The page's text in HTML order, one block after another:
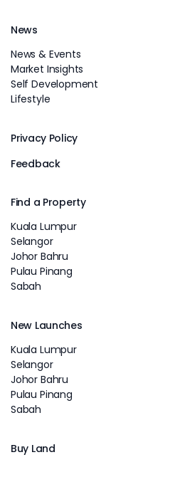
News
News & Events
Market Insights
Self Development
Lifestyle
Privacy Policy
Feedback
Find a Property
Kuala Lumpur
Selangor
Johor Bahru
Pulau Pinang
Sabah
New Launches
Kuala Lumpur
Selangor
Johor Bahru
Pulau Pinang
Sabah
Buy Land